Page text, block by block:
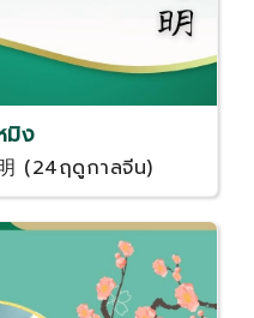
มิง
(24ฤดูกาลจีน)